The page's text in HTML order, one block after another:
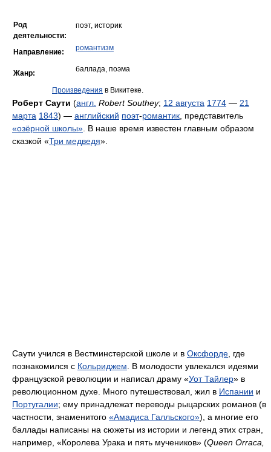
Род
деятельности:
поэт, историк
Направление: романтизм
Жанр: баллада, поэма
Произведения в Викитеке.
Роберт Саути (англ. Robert Southey; 12 августа 1774 — 21
марта 1843) — английский поэт-романтик , представитель
«озёрной школы» . В наше время известен главным образом
сказкой «Три медведя».
Саути учился в Вестминстерской школе и в Оксфорде , где
познакомился с Кольриджем . В молодости увлекался идеями
французской революции и написал драму «Уот Тайлер» в
революционном духе. Много путешествовал, жил в Испании и
Португалии; ему принадлежат переводы рыцарских романов (в
частности, знаменитого «Амадиса Галльского»), а многие его
баллады написаны на сюжеты из истории и легенд этих стран,
например, «Королева Урака и пять мучеников» (Queen Orraca,